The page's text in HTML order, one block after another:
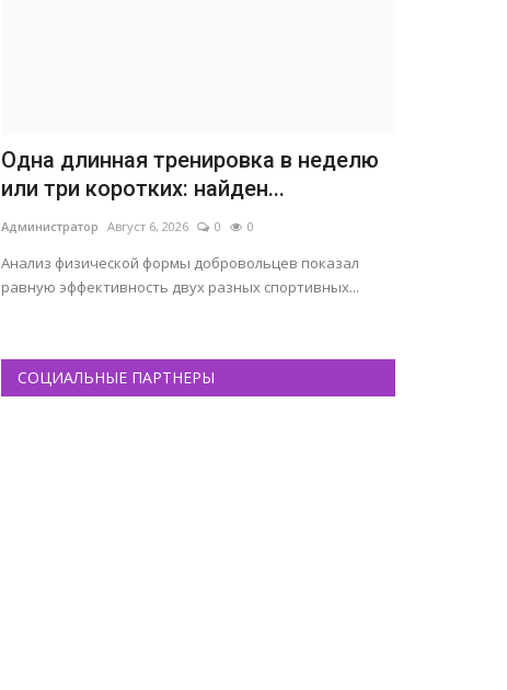
Одна длинная тренировка в неделю
или три коротких: найден...
Администратор Август 6, 2026 0 0
Анализ физической формы добровольцев показал
равную эффективность двух разных спортивных...
СОЦИАЛЬНЫЕ ПАРТНЕРЫ